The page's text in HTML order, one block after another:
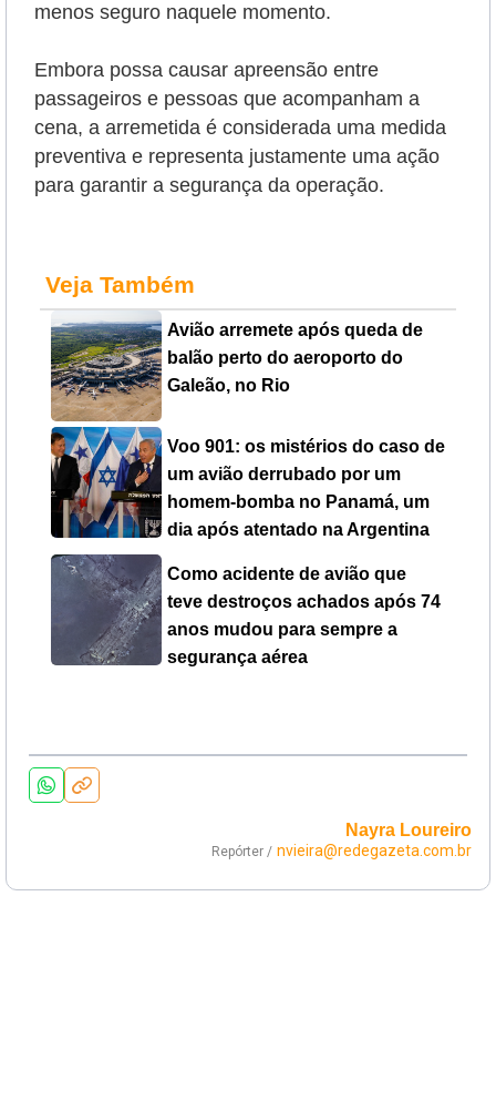
menos seguro naquele momento.
Embora possa causar apreensão entre
passageiros e pessoas que acompanham a
cena, a arremetida é considerada uma medida
preventiva e representa justamente uma ação
para garantir a segurança da operação.
Veja Também
Avião arremete após queda de
balão perto do aeroporto do
Galeão, no Rio
Voo 901: os mistérios do caso de
um avião derrubado por um
homem-bomba no Panamá, um
dia após atentado na Argentina
Como acidente de avião que
teve destroços achados após 74
anos mudou para sempre a
segurança aérea
Nayra Loureiro
Repórter / nvieira@redegazeta.com.br